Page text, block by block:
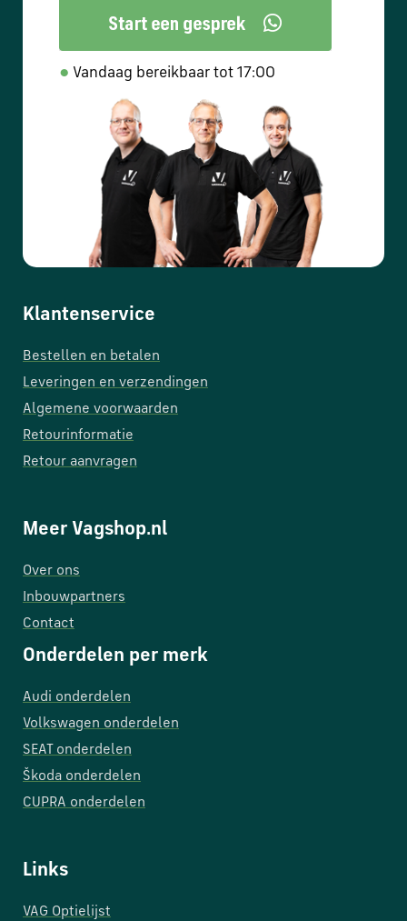
● Vandaag bereikbaar tot 17:00
Klantenservice
Bestellen en betalen
Leveringen en verzendingen
Algemene voorwaarden
Retourinformatie
Retour aanvragen
Meer Vagshop.nl
Over ons
Inbouwpartners
Contact
Onderdelen per merk
Audi onderdelen
Volkswagen onderdelen
SEAT onderdelen
Škoda onderdelen
CUPRA onderdelen
Links
VAG Optielijst